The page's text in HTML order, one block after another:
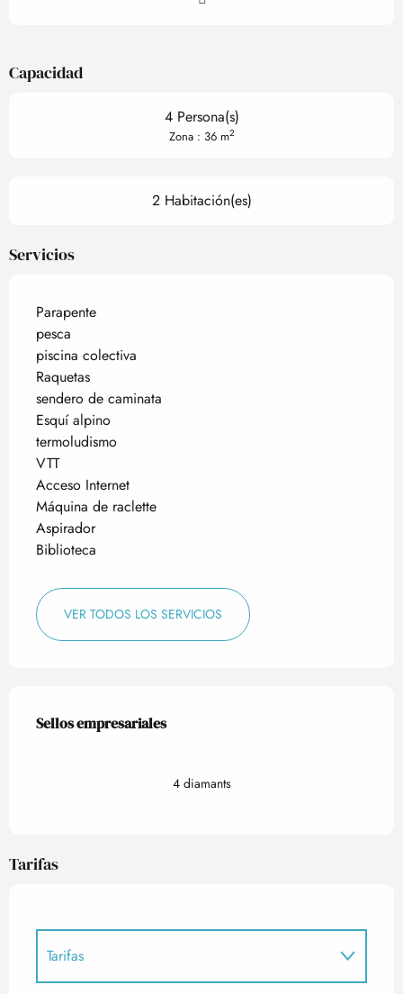
Capacidad
4 Persona(s)
Zona : 36 m2
2 Habitación(es)
Servicios
Parapente
pesca
piscina colectiva
Raquetas
sendero de caminata
Esquí alpino
termoludismo
VTT
Acceso Internet
Máquina de raclette
Aspirador
Biblioteca
VER TODOS LOS SERVICIOS
Oferta de prestaciones
Sellos empresariales
Sellos empresariales
4 diamants
Tarifas
Tarifas